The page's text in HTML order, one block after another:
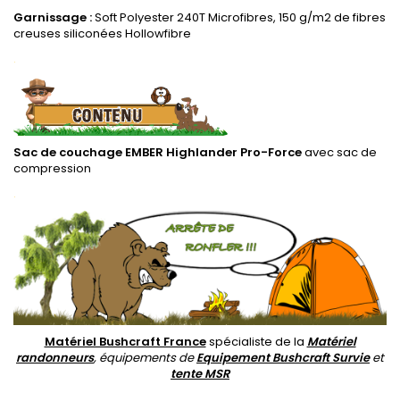
Garnissage :Soft Polyester 240T Microfibres, 150 g/m2 de fibres
creuses siliconées Hollowfibre
.
Sac de couchage EMBER Highlander Pro-Forceavec sac de
compression
.
Matériel Bushcraft Francespécialiste de la Matériel
randonneurs, équipements deEquipement Bushcraft Survieet
tente MSR